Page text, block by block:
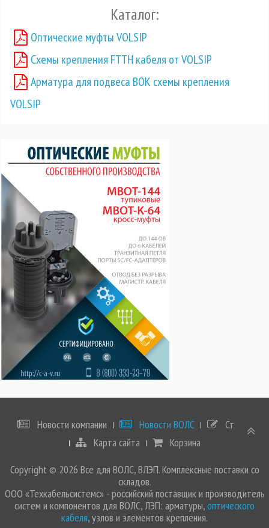
Каталог:
Оптические муфты VOLSIP
Схемы крепления FTTH кабеля от VOLSIP
Арматура для подвеса ВОК схемы крепления
VOLSIP
Новости компании Новости ВОЛС
Статьи
Карта сайта
Корзина
Copyright © 2026 Все для ВОЛС, ВЛЭП. Комплексные поставки со
складов.
ООО «Техкабельсистемс» - российский поставщик и производитель
систем и компонентов для ВОЛС, ЛЭП: арматуры,оптического
кабеля, узлов и элементов крепления.